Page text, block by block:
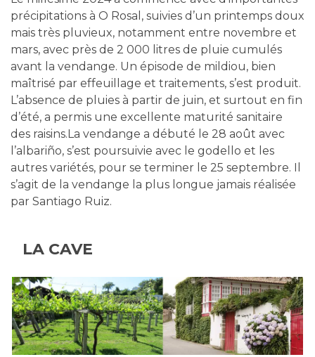
précipitations à O Rosal, suivies d’un printemps doux
mais très pluvieux, notamment entre novembre et
mars, avec près de 2 000 litres de pluie cumulés
avant la vendange. Un épisode de mildiou, bien
maîtrisé par effeuillage et traitements, s’est produit.
L’absence de pluies à partir de juin, et surtout en fin
d’été, a permis une excellente maturité sanitaire
des raisins.La vendange a débuté le 28 août avec
l’albariño, s’est poursuivie avec le godello et les
autres variétés, pour se terminer le 25 septembre. Il
s’agit de la vendange la plus longue jamais réalisée
par Santiago Ruiz.
LA CAVE